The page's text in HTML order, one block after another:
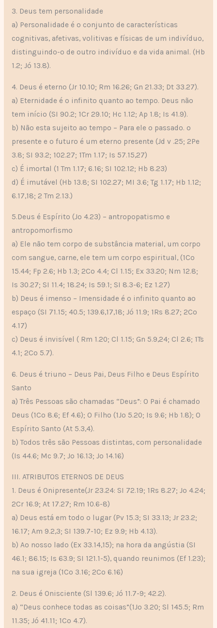
3. Deus tem personalidade
a) Personalidade é o conjunto de características
cognitivas, afetivas, volitivas e físicas de um indivíduo,
distinguindo-o de outro indivíduo e da vida animal. (Hb
1.2; Jó 13.8).
4. Deus é eterno (Jr 10.10; Rm 16.26; Gn 21.33; Dt 33.27).
a) Eternidade é o infinito quanto ao tempo. Deus não
tem início (SI 90.2; 1Cr 29.10; Hc 1.12; Ap 1.8; Is 41.9).
b) Não esta sujeito ao tempo – Para ele o passado. o
presente e o futuro é um eterno presente (Jd v .25; 2Pe
3.8; SI 93.2; 102.27; 1Tm 1.17; Is 57.15,27)
c) É imortal (1 Tm 1.17; 6.16; SI 102.12; Hb 8.23)
d) É imutável (Hb 13.8; SI 102.27; MI 3.6; Tg 1.17; Hb 1.12;
6.17,18; 2 Tm 2.13.)
5.Deus é Espírito (Jo 4.23) – antropopatismo e
antropomorfismo
a) Ele não tem corpo de substância material, um corpo
com sangue, carne, ele tem um corpo espiritual, (1Co
15.44; Fp 2.6; Hb 1.3; 2Co 4.4; Cl 1.15; Ex 33.20; Nm 12.8;
Is 30.27; SI 11.4; 18.24; Is 59.1; SI 8.3-6; Ez 1.27)
b) Deus é imenso – Imensidade é o infinito quanto ao
espaço (SI 71.15; 40.5; 139.6,17,18; Jó 11.9; 1Rs 8.27; 2Co
4.17)
c) Deus é invisível ( Rm 1.20; Cl 1.15; Gn 5.9,24; Cl 2.6; 1Ts
4.1; 2Co 5.7).
6. Deus é triuno – Deus Pai, Deus Filho e Deus Espírito
Santo
a) Três Pessoas são chamadas “Deus”: O Pai é chamado
Deus (1Co 8.6; Ef 4.6); O Filho (1Jo 5.20; Is 9.6; Hb 1.8); O
Espírito Santo (At 5.3,4).
b) Todos três são Pessoas distintas, com personalidade
(Is 44.6; Mc 9.7; Jo 16.13; Jo 14.16)
III. ATRIBUTOS ETERNOS DE DEUS
1. Deus é Onipresente(Jr 23.24: SI 72.19; 1Rs 8.27; Jo 4.24;
2Cr 16.9; At 17.27; Rm 10.6-8)
a) Deus está em todo o lugar (Pv 15.3; SI 33.13; Jr 23.2;
16.17; Am 9.2,3; SI 139.7-10; Ez 9.9; Hb 4.13).
b) Ao nosso lado (Ex 33.14,15); na hora da angústia (SI
46.1; 86.15; Is 63.9; SI 121.1-5), quando reunimos (Ef 1.23);
na sua igreja (1Co 3.16; 2Co 6.16)
2. Deus é Onisciente (Sl 139.6; Jó 11.7-9; 42.2).
a) “Deus conhece todas as coisas”(1Jo 3.20; Sl 145.5; Rm
11.35; Jó 41.11; 1Co 4.7).